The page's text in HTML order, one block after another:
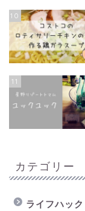
10
11
カテゴリー
ライフハック